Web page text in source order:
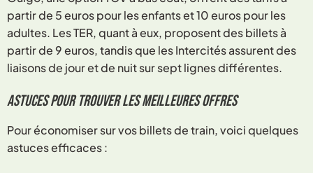
partir de 5 euros pour les enfants et 10 euros pour les
adultes. Les TER, quant à eux, proposent des billets à
partir de 9 euros, tandis que les Intercités assurent des
liaisons de jour et de nuit sur sept lignes différentes.
Astuces pour trouver les meilleures offres
Pour économiser sur vos billets de train, voici quelques
astuces efficaces :